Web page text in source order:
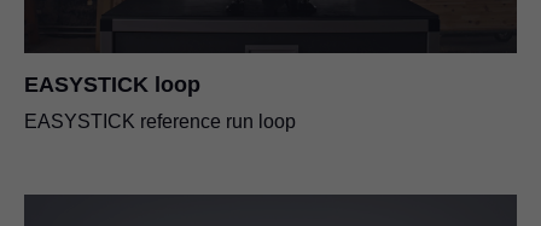
EASYSTICK loop
EASYSTICK reference run loop